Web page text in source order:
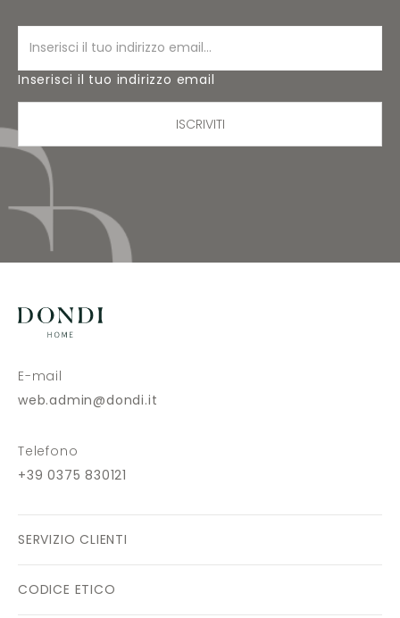
Inserisci il tuo indirizzo email
ISCRIVITI
E-mail
web.admin@dondi.it
Telefono
+39 0375 830121
SERVIZIO CLIENTI
CODICE ETICO